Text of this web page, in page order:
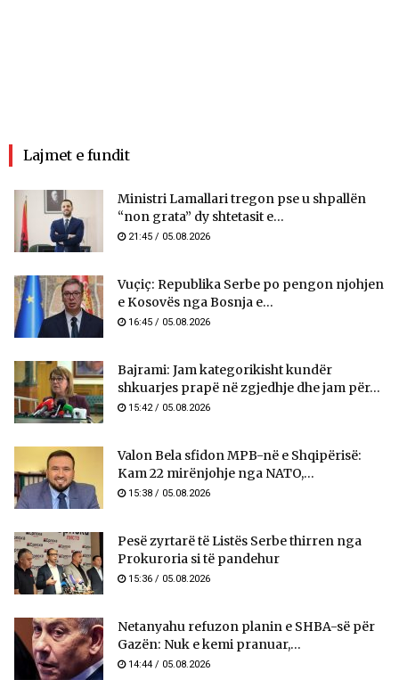
Lajmet e fundit
Ministri Lamallari tregon pse u shpallën
“non grata” dy shtetasit e...
21:45 / 05.08.2026
Vuçiç: Republika Serbe po pengon njohjen
e Kosovës nga Bosnja e...
16:45 / 05.08.2026
Bajrami: Jam kategorikisht kundër
shkuarjes prapë në zgjedhje dhe jam për...
15:42 / 05.08.2026
Valon Bela sfidon MPB-në e Shqipërisë:
Kam 22 mirënjohje nga NATO,...
15:38 / 05.08.2026
Pesë zyrtarë të Listës Serbe thirren nga
Prokuroria si të pandehur
15:36 / 05.08.2026
Netanyahu refuzon planin e SHBA-së për
Gazën: Nuk e kemi pranuar,...
14:44 / 05.08.2026